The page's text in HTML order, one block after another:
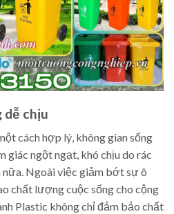
dễ chịu
cách hợp lý, không gian sống
giác ngột ngạt, khó chịu do rác
Ngoài việc giảm bớt sự ô
chất lượng cuộc sống cho cộng
Plastic không chỉ đảm bảo chất